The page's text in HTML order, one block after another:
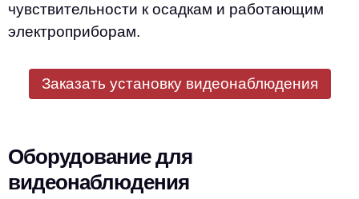
чувствительности к осадкам и работающим
электроприборам.
Заказать установку видеонаблюдения
Оборудование для
видеонаблюдения